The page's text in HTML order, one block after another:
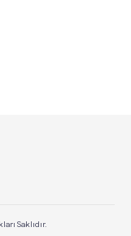
Saklıdır.